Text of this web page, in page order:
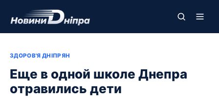
ЗДОРОВ'Я ДНІПРЯН
Еще в одной школе Днепра
отравились дети